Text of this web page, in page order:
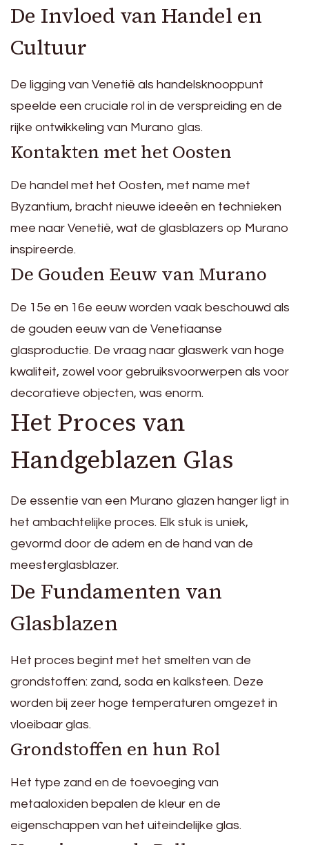
De Invloed van Handel en
Cultuur
De ligging van Venetië als handelsknooppunt
speelde een cruciale rol in de verspreiding en de
rijke ontwikkeling van Murano glas.
Kontakten met het Oosten
De handel met het Oosten, met name met
Byzantium, bracht nieuwe ideeën en technieken
mee naar Venetië, wat de glasblazers op Murano
inspireerde.
De Gouden Eeuw van Murano
De 15e en 16e eeuw worden vaak beschouwd als
de gouden eeuw van de Venetiaanse
glasproductie. De vraag naar glaswerk van hoge
kwaliteit, zowel voor gebruiksvoorwerpen als voor
decoratieve objecten, was enorm.
Het Proces van
Handgeblazen Glas
De essentie van een Murano glazen hanger ligt in
het ambachtelijke proces. Elk stuk is uniek,
gevormd door de adem en de hand van de
meesterglasblazer.
De Fundamenten van
Glasblazen
Het proces begint met het smelten van de
grondstoffen: zand, soda en kalksteen. Deze
worden bij zeer hoge temperaturen omgezet in
vloeibaar glas.
Grondstoffen en hun Rol
Het type zand en de toevoeging van
metaaloxiden bepalen de kleur en de
eigenschappen van het uiteindelijke glas.